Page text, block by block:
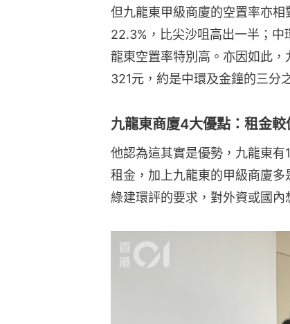
但九龍東甲級商廈的空置率亦
22.3%，比尖沙咀高出一半；
龍東空置率特別高。亦因如此
321元，約是中環及金鐘的三分
九龍東商廈4大優點：租金
他認為這其實是優勢，九龍東
租金，加上九龍東的甲級商廈
綠建環評的要求，對外資或國內